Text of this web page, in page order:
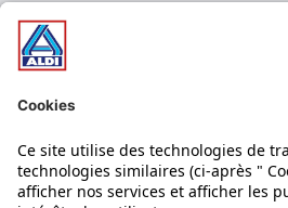
Nos bons plans
Nos rayons
Nos marques
Nos astuces
Évènements